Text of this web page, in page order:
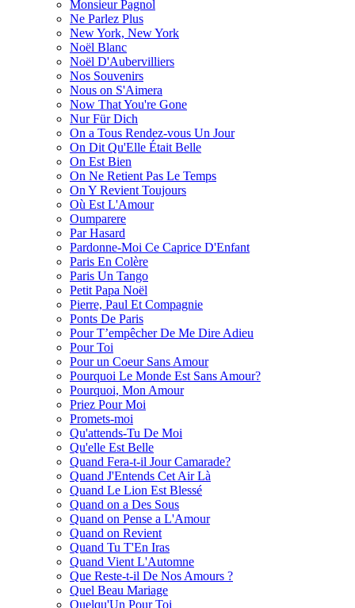
Monsieur Pagnol
Ne Parlez Plus
New York, New York
Noël Blanc
Noël D'Aubervilliers
Nos Souvenirs
Nous on S'Aimera
Now That You're Gone
Nur Für Dich
On a Tous Rendez-vous Un Jour
On Dit Qu'Elle Était Belle
On Est Bien
On Ne Retient Pas Le Temps
On Y Revient Toujours
Où Est L'Amour
Oumparere
Par Hasard
Pardonne-Moi Ce Caprice D'Enfant
Paris En Colère
Paris Un Tango
Petit Papa Noël
Pierre, Paul Et Compagnie
Ponts De Paris
Pour T’empêcher De Me Dire Adieu
Pour Toi
Pour un Coeur Sans Amour
Pourquoi Le Monde Est Sans Amour?
Pourquoi, Mon Amour
Priez Pour Moi
Promets-moi
Qu'attends-Tu De Moi
Qu'elle Est Belle
Quand Fera-t-il Jour Camarade?
Quand J'Entends Cet Air Là
Quand Le Lion Est Blessé
Quand on a Des Sous
Quand on Pense a L'Amour
Quand on Revient
Quand Tu T'En Iras
Quand Vient L'Automne
Que Reste-t-il De Nos Amours ?
Quel Beau Mariage
Quelqu'Un Pour Toi